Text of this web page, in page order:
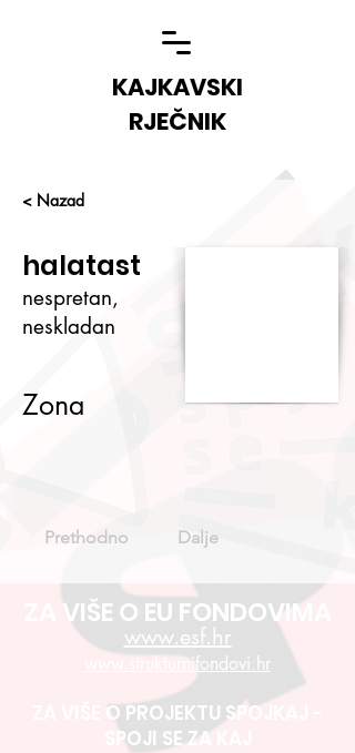
KAJKAVSKI
RJEČNIK
< Nazad
halatast
nespretan,
neskladan
Zona
Prethodno Dalje
ZA VIŠE O EU FONDOVIMA
www.esf.hr
www.strukturnifondovi.hr
ZA VIŠE O PROJEKTU SPOJKAJ -
SPOJI SE ZA KAJ